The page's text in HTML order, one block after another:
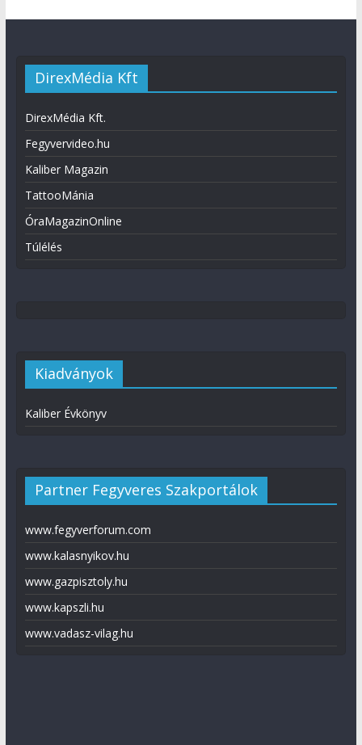
DirexMédia Kft
DirexMédia Kft.
Fegyvervideo.hu
Kaliber Magazin
TattooMánia
ÓraMagazinOnline
Túlélés
Kiadványok
Kaliber Évkönyv
Partner Fegyveres Szakportálok
www.fegyverforum.com
www.kalasnyikov.hu
www.gazpisztoly.hu
www.kapszli.hu
www.vadasz-vilag.hu